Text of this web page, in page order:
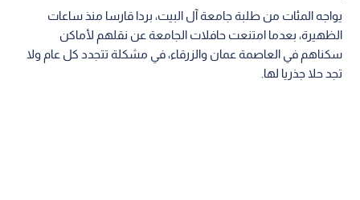
يواجه المئات من طلبة جامعة آل البيت، بردا قارسا منذ ساعات
الظهيرة، بعدما امتنعت حافلات الجامعة عن نقلهم لأماكن
سكناهم في العاصمة عمان والزرقاء، في مشكلة تتجدد كل عام ولا
تجد حلا جذريا لها.